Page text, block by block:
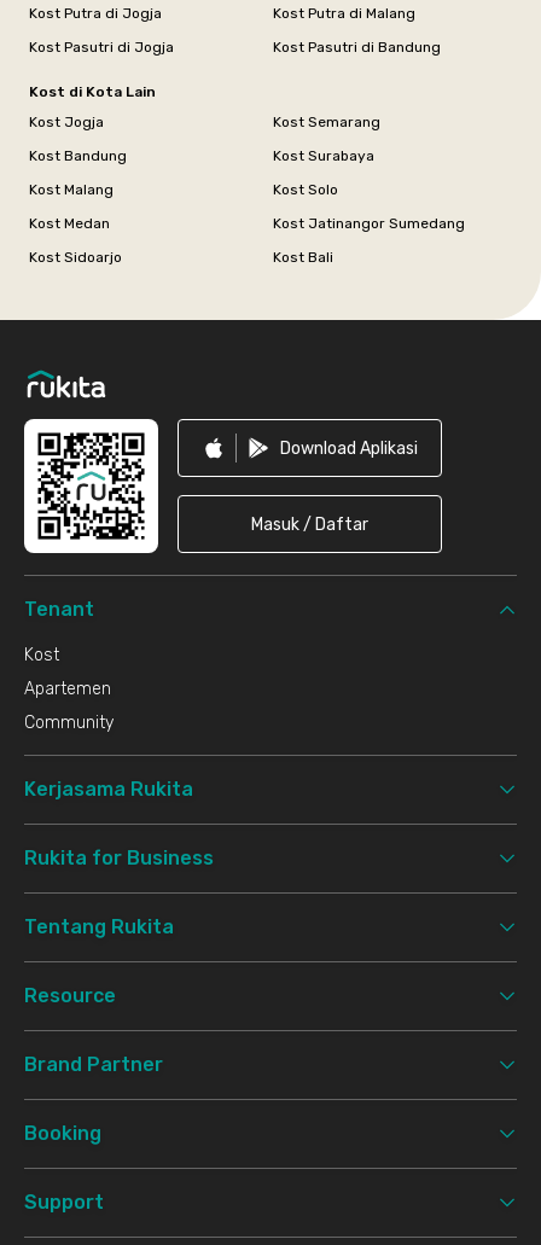
Kost Putra di Jogja
Kost Putra di Malang
Kost Pasutri di Jogja
Kost Pasutri di Bandung
Kost di Kota Lain
Kost Jogja
Kost Semarang
Kost Bandung
Kost Surabaya
Kost Malang
Kost Solo
Kost Medan
Kost Jatinangor Sumedang
Kost Sidoarjo
Kost Bali
Download Aplikasi
Masuk / Daftar
Tenant
Kost
Apartemen
Community
Kerjasama Rukita
Rukita for Business
Tentang Rukita
Resource
Brand Partner
Booking
Support